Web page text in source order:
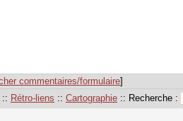
commentaires/formulaire]
:: Rétro-liens :: Cartographie :: Recherche :